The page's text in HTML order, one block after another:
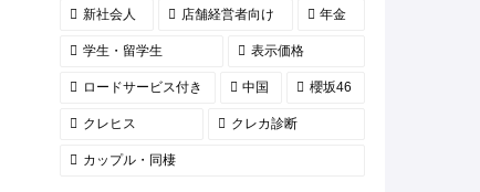
新社会人 店舗経営者向け 年金
学生・留学生 表示価格
ロードサービス付き 中国 櫻坂46
クレヒス クレカ診断
カップル・同棲